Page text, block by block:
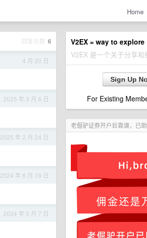
Home
V2EX = way to explore
V2EX 是一个关于分享和
Sign Up
For Existing
老倔驴证券开户巨靠谱，已
回复总数 6
4 月 20 日
2025 年 3 月 6 日
2025 年 2 月 24 日
2024 年 6 月 19 日
2024 年 5 月 7 日